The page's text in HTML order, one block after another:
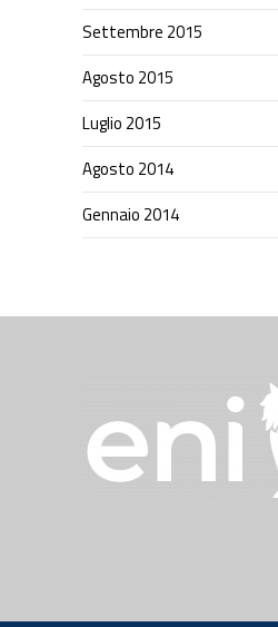
Settembre 2015
Agosto 2015
Luglio 2015
Agosto 2014
Gennaio 2014